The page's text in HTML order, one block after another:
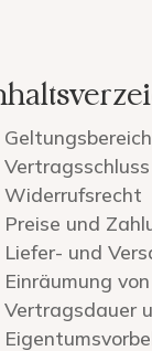
Geltungsbereich
Vertragsschluss
Widerrufsrecht
Preise und
Liefer- und
Einräumung
Vertragsdauer